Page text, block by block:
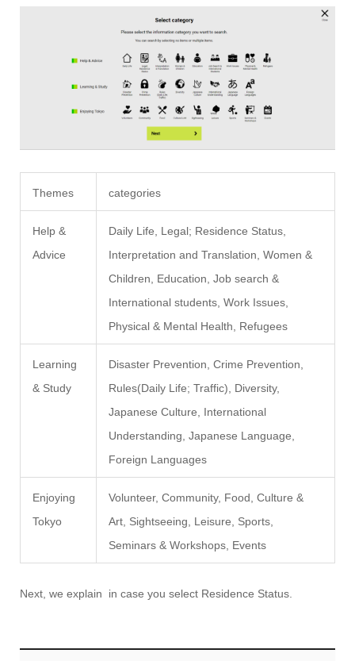
Themes categories
Help &
Advice
Daily Life, Legal; Residence Status,
Interpretation and Translation, Women &
Children, Education, Job search &
International students, Work Issues,
Physical & Mental Health, Refugees
Learning
& Study
Disaster Prevention, Crime Prevention,
Rules(Daily Life; Traffic), Diversity,
Japanese Culture, International
Understanding, Japanese Language,
Foreign Languages
Enjoying
Tokyo
Volunteer, Community, Food, Culture &
Art, Sightseeing, Leisure, Sports,
Seminars & Workshops, Events
Next, we explain in case you select Residence Status.